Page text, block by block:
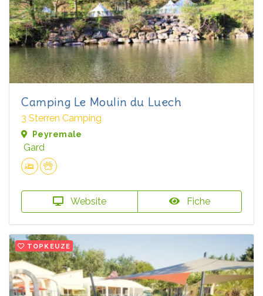
Camping Le Moulin du Luech
3 Sterren Camping
Peyremale
Gard
Website Fiche
TOPKEUZE